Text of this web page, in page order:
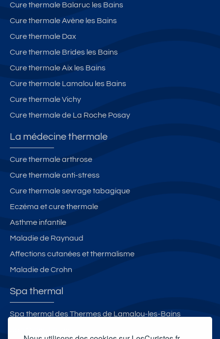
Cure thermale Balaruc les Bains
Cure thermale Avène les Bains
Cure thermale Dax
Cure thermale Brides les Bains
Cure thermale Aix les Bains
Cure thermale Lamalou les Bains
Cure thermale Vichy
Cure thermale de La Roche Posay
La médecine thermale
Cure thermale arthrose
Cure thermale anti-stress
Cure thermale sevrage tabagique
Eczéma et cure thermale
Asthme infantile
Maladie de Raynaud
Affections cutanées et thermalisme
Maladie de Crohn
Spa thermal
Spa thermal des Thermes de Lamalou-les-Bains